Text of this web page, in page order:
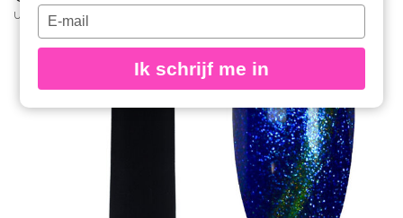
URBAN NAILS
naam
Typ
je
e-
in
Ik schrijf me in